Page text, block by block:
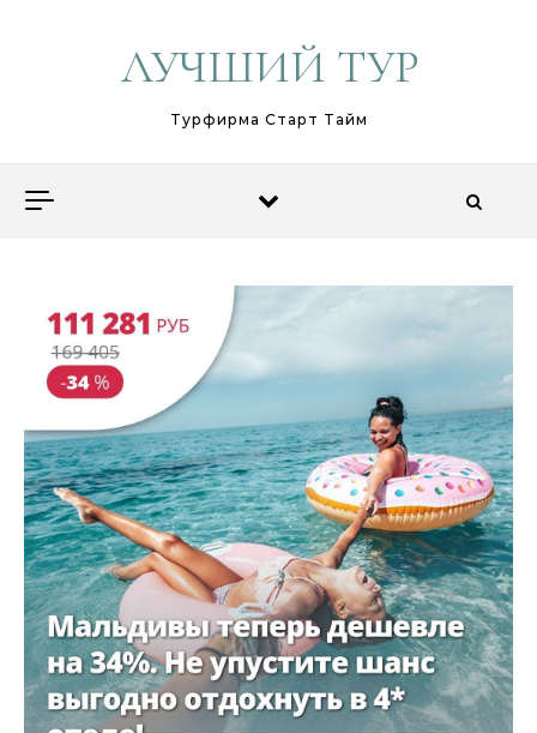
ЛУЧШИЙ ТУР
Турфирма Старт Тайм